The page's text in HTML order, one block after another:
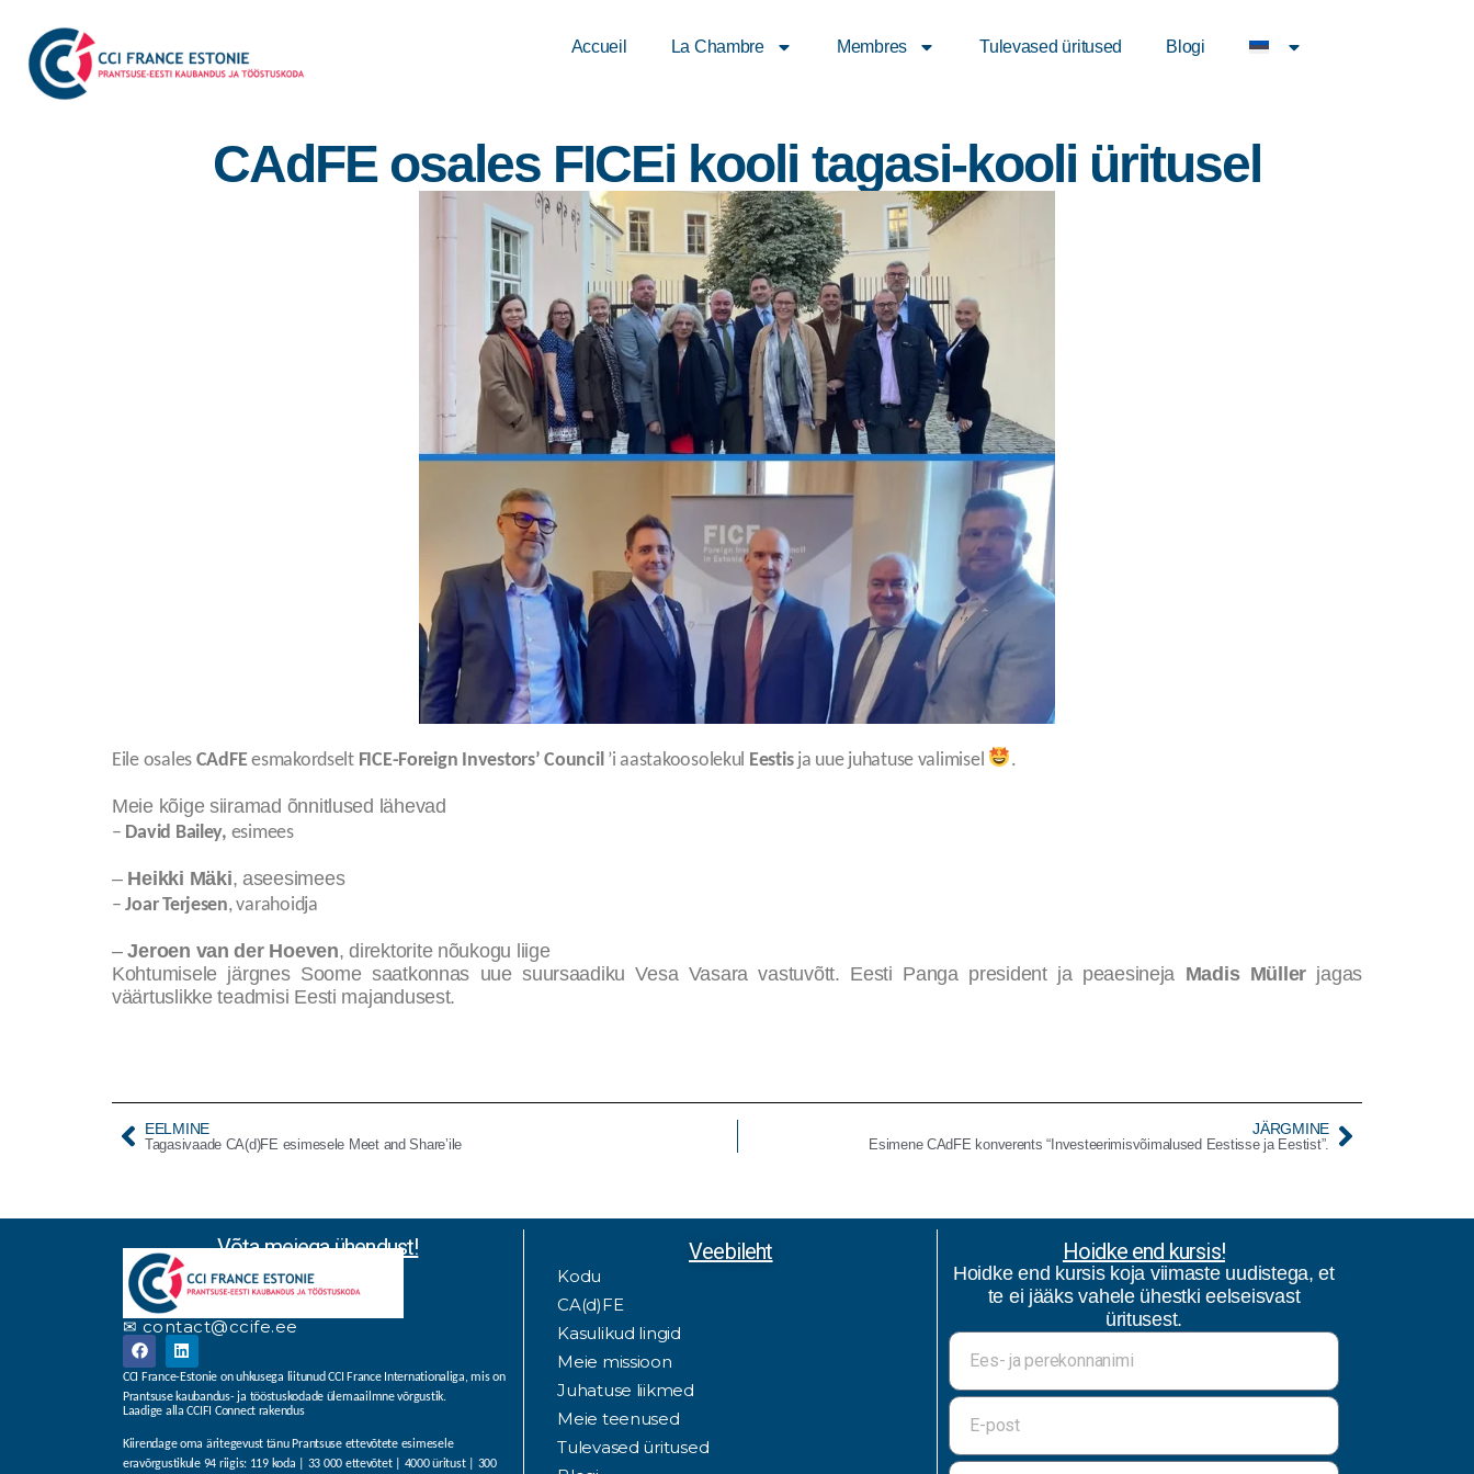
Accueil La Chambre Membres Tulevased üritused Blogi
CAdFE osales FICEi kooli tagasi-kooli üritusel
Eile osales CAdFE esmakordselt FICE-Foreign Investors’ Council ’i aastakoosolekul Eestisja uue juhatuse valimisel .
Meie kõige siiramad õnnitlused lähevad
– David Bailey, esimees
– Heikki Mäki, aseesimees
–Joar Terjesen, varahoidja
–Jeroen van der Hoeven, direktorite nõukogu liige
Kohtumisele järgnes Soome saatkonnas uue suursaadiku Vesa Vasara vastuvõtt. Eesti Panga president ja peaesineja Madis Müllerjagas
väärtuslikke teadmisi Eesti majandusest.
EELMINE
Tagasivaade CA(d)FE esimesele Meet and Share’ile
JÄRGMINE
Esimene CAdFE konverents “Investeerimisvõimalused Eestisse ja Eestist”.
Võta meiega ühendust!
✉ contact@ccife.ee
CCI France-Estonie on uhkusega liitunud CCI France Internationaliga, mis on
Prantsuse kaubandus- ja tööstuskodade ülemaailmne võrgustik.
Laadige alla CCIFI Connect rakendus
Kiirendage oma äritegevust tänu Prantsuse ettevõtete esimesele
eravõrgustikule 94 riigis: 119 koda | 33 000 ettevõtet | 4000 üritust | 300
Veebileht
Kodu
CA(d)FE
Kasulikud lingid
Meie missioon
Juhatuse liikmed
Meie teenused
Tulevased üritused
Hoidke end kursis!
Hoidke end kursis koja viimaste uudistega, et
te ei jääks vahele ühestki eelseisvast
üritusest.